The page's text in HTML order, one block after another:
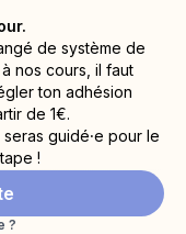
de système de
nos cours, il faut
ton adhésion
de 1€.
guidé⸱e pour le
!
?